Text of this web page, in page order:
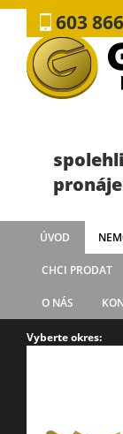
603
ÚVOD
CHCI PRODAT
O NÁS
Vyberte okres: